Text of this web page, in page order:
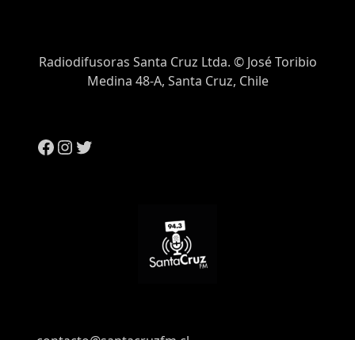
Radiodifusoras Santa Cruz Ltda. © José Toribio
Medina 48-A, Santa Cruz, Chile
Facebook
Instagram
Twitter